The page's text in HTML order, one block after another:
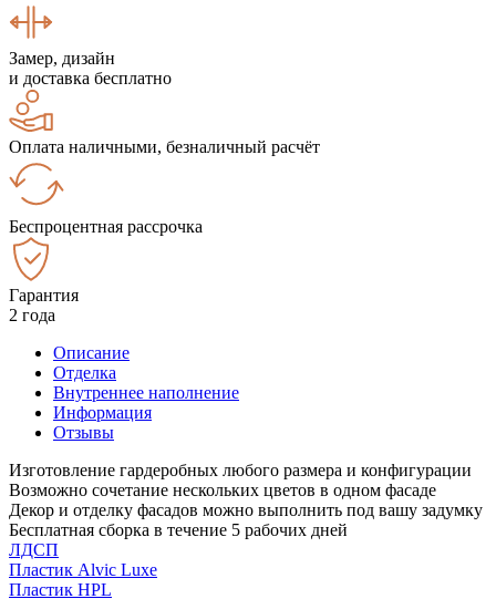
Замер, дизайн
и доставка бесплатно
Оплата наличными, безналичный расчёт
Беспроцентная рассрочка
Гарантия
2 года
Описание
Отделка
Внутреннее наполнение
Информация
Отзывы
Изготовление гардеробных любого размера и конфигурации
Возможно сочетание нескольких цветов в одном фасаде
Декор и отделку фасадов можно выполнить под вашу задумку
Бесплатная сборка в течение 5 рабочих дней
ЛДСП
Пластик Alvic Luxe
Пластик HPL